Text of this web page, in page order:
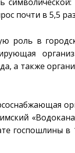
почти в 5,5
роль в
а также
госпошлины